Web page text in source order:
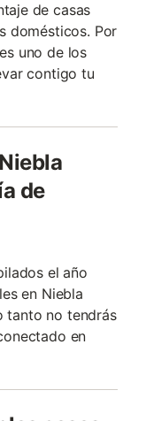
de casas
domésticos. Por
uno de los
contigo tu
de
el año
en Niebla
tanto no tendrás
en